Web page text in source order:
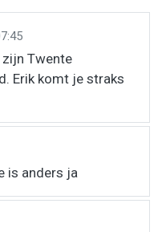
zijn Twente
Erik komt je straks
is anders ja